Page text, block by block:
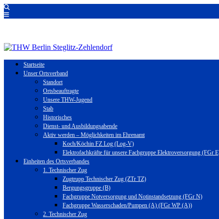
Startseite
Unser Ortsverband
Standort
Ortsbeauftragte
Unsere THW-Jugend
Stab
Historisches
Dienst- und Ausbildungsabende
Aktiv werden – Möglichkeiten im Ehrenamt
Koch/Köchin FZ Log (Log-V)
Elektrofachkräfte für unsere Fachgruppe Elektroversorgung (FGr
Einheiten des Ortsverbandes
1. Technischer Zug
Zugtrupp Technischer Zug (ZTr TZ)
Bergungsgruppe (B)
Fachgruppe Notversorgung und Notinstandsetzung (FGr N)
Fachgruppe Wasserschaden/Pumpen (A) (FGr WP (A))
2. Technischer Zug